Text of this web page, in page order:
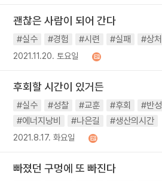
괜찮은 사람이 되어 간다
#실수 #경험 #시련 #실패 #상처
2021.11.20. 토요일
후회할 시간이 있거든
#실수 #성찰 #교훈 #후회 #반성
#에너지낭비
#나은길 #생산의시간
2021.8.17. 화요일
빠졌던 구멍에 또 빠진다